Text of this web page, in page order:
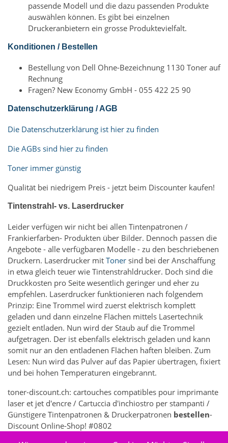
passende Modell und die dazu passenden Produkte
auswählen können. Es gibt bei einzelnen
Druckeranbietern ein grosse Produktevielfalt.
Konditionen / Bestellen
Bestellung von Dell Ohne-Bezeichnung 1130 Toner auf
Rechnung
Fragen? New Economy GmbH - 055 422 25 90
Datenschutzerklärung / AGB
Die Datenschutzerklärung ist hier zu finden
Die AGBs sind hier zu finden
Toner immer günstig
Qualität bei niedrigem Preis - jetzt beim Discounter kaufen!
Tintenstrahl- vs. Laserdrucker
Leider verfügen wir nicht bei allen Tintenpatronen /
Frankierfarben- Produkten über Bilder. Dennoch passen die
Angebote - alle verfügbaren Modelle - zu den beschriebenen
Druckern. Laserdrucker mit Toner sind bei der Anschaffung
in etwa gleich teuer wie Tintenstrahldrucker. Doch sind die
Druckkosten pro Seite wesentlich geringer und eher zu
empfehlen. Laserdrucker funktionieren nach folgendem
Prinzip: Eine Trommel wird zuerst elektrisch komplett
geladen und dann einzelne Flächen mittels Lasertechnik
gezielt entladen. Nun wird der Staub auf die Trommel
aufgetragen. Der ist ebenfalls elektrisch geladen und kann
somit nur an den entladenen Flächen haften bleiben. Zum
Lesen: Nun wird das Pulver auf das Papier übertragen, fixiert
und bei hohen Temperaturen eingebrannt.
toner-discount.ch: cartouches compatibles pour imprimante
laser et jet d'encre / Cartuccia d'inchiostro per stampanti /
Günstigere Tintenpatronen & Druckerpatronen bestellen-
Discount Online-Shop! #0802